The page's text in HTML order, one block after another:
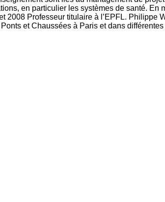
en particulier les systèmes de santé.
2008 Professeur titulaire à l’EPFL. Philippe
et Chaussées à Paris et dans